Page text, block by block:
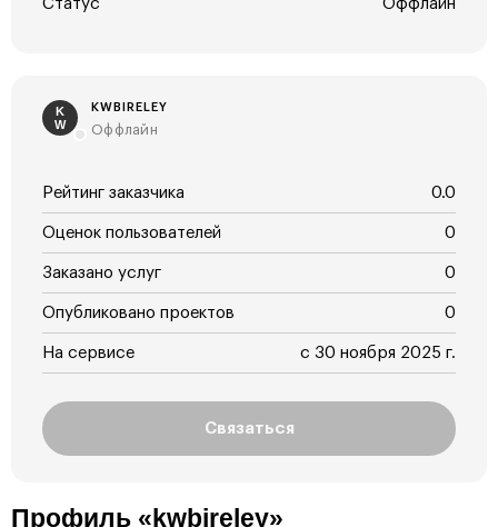
Статус Оффлайн
K
W
KWBIRELEY
Оффлайн
Рейтинг заказчика 0.0
Оценок пользователей 0
Заказано услуг 0
Опубликовано проектов 0
На сервисе с 30 ноября 2025 г.
Связаться
Профиль «kwbireley»